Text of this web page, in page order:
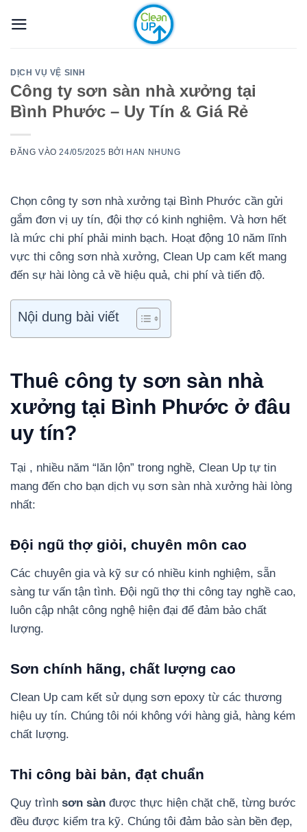
qua
DỊCH VỤ VỆ SINH
Công ty sơn sàn nhà xưởng tại
Bình Phước – Uy Tín & Giá Rẻ
ĐĂNG VÀO24/05/2025 BỞI HAN NHUNG
Chọn công ty sơn nhà xưởng tại Bình Phước cần gửi
gắm đơn vị uy tín, đội thợ có kinh nghiệm. Và hơn hết
là mức chi phí phải minh bạch. Hoạt động 10 năm lĩnh
vực thi công sơn nhà xưởng, Clean Up cam kết mang
đến sự hài lòng cả về hiệu quả, chi phí và tiến độ.
Nội dung bài viết
Thuê công ty sơn sàn nhà
xưởng tại Bình Phước ở đâu
uy tín?
Tại , nhiều năm “lăn lộn” trong nghề, Clean Up tự tin
mang đến cho bạn dịch vụ sơn sàn nhà xưởng hài lòng
nhất:
Đội ngũ thợ giỏi, chuyên môn cao
Các chuyên gia và kỹ sư có nhiều kinh nghiệm, sẵn
sàng tư vấn tận tình. Đội ngũ thợ thi công tay nghề cao,
luôn cập nhật công nghệ hiện đại để đảm bảo chất
lượng.
Sơn chính hãng, chất lượng cao
Clean Up cam kết sử dụng sơn epoxy từ các thương
hiệu uy tín. Chúng tôi nói không với hàng giả, hàng kém
chất lượng.
Thi công bài bản, đạt chuẩn
Quy trình sơn sàn được thực hiện chặt chẽ, từng bước
đều được kiểm tra kỹ. Chúng tôi đảm bảo sàn bền đẹp,